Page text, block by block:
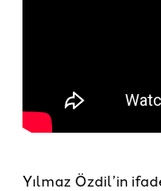
Yılmaz Özdil’in